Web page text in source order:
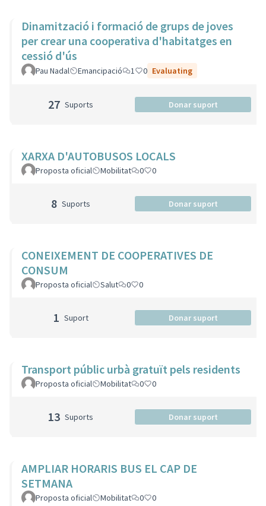
Dinamització i formació de grups de joves
per crear una cooperativa d'habitatges en
cessió d'ús
Pau Nadal Emancipació 1 0 Evaluating
27 Suports Donar suport
XARXA D'AUTOBUSOS LOCALS
Proposta oficial Mobilitat 0 0
8 Suports Donar suport
CONEIXEMENT DE COOPERATIVES DE
CONSUM
Proposta oficial Salut 0 0
1 Suport Donar suport
Transport públic urbà gratuït pels residents
Proposta oficial Mobilitat 0 0
13 Suports Donar suport
AMPLIAR HORARIS BUS EL CAP DE
SETMANA
Proposta oficial Mobilitat 0 0